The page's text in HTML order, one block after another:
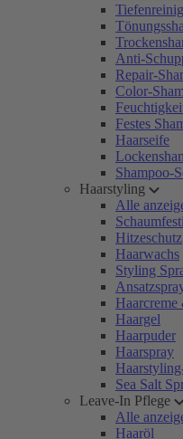
Anti-
Repair-
Color-
Festes
Haarseife
Shampoo-
Haarstyling
Alle
Hitzeschutz
Haarwachs
Styling
Haargel
Haarpuder
Haarspray
Sea Salt
Leave-In Pflege
Alle
Haaröl